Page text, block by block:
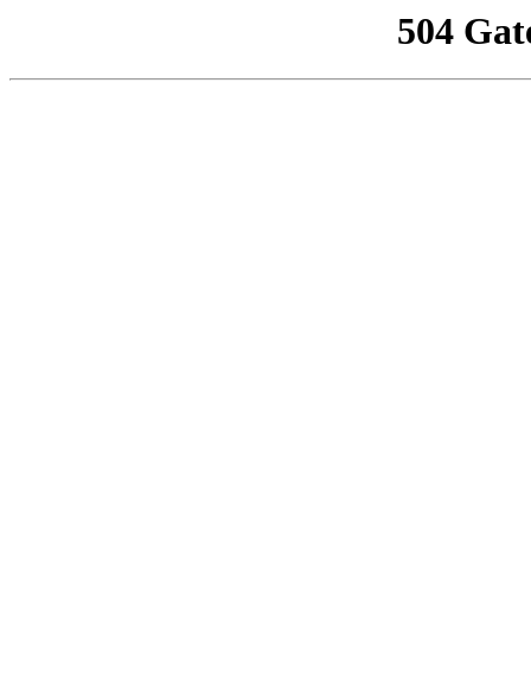
504